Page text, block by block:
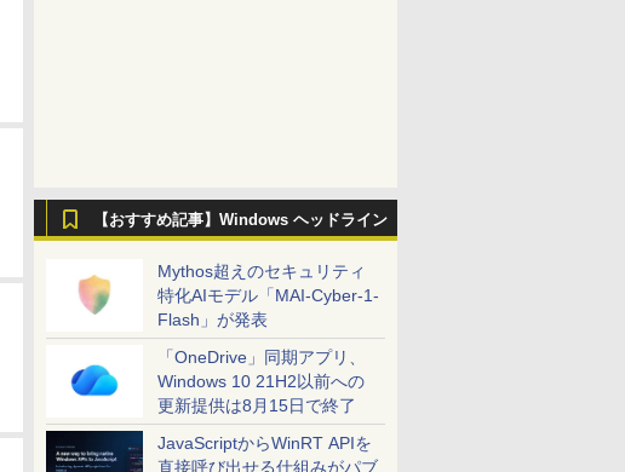
【おすすめ記事】Windows ヘッドライン
Mythos超えのセキュリティ
特化AIモデル「MAI-Cyber-1-
Flash」が発表
「OneDrive」同期アプリ、
Windows 10 21H2以前への
更新提供は8月15日で終了
JavaScriptからWinRT APIを
直接呼び出せる仕組みがパブ